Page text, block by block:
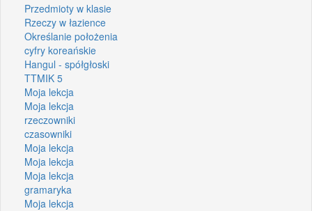
Przedmioty w klasie
Rzeczy w łazience
Określanie położenia
cyfry koreańskie
Hangul - spółgłoski
TTMIK 5
Moja lekcja
Moja lekcja
rzeczowniki
czasowniki
Moja lekcja
Moja lekcja
Moja lekcja
gramaryka
Moja lekcja